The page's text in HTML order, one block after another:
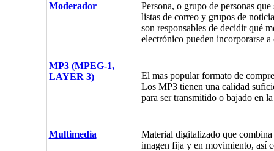
Moderador
Persona, o grupo de personas
listas de correo y grupos de
son responsables de decidir qué
electrónico pueden incorporarse
MP3 (MPEG-1,
LAYER 3)
El mas popular formato de
Los MP3 tienen una calidad
para ser transmitido o bajado en
Multimedia
Material digitalizado que
imagen fija y en movimiento, así